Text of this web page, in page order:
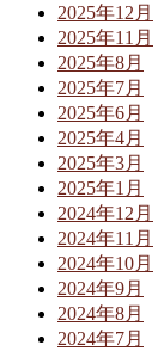
2025年12月
2025年11月
2025年8月
2025年7月
2025年6月
2025年4月
2025年3月
2025年1月
2024年12月
2024年11月
2024年10月
2024年9月
2024年8月
2024年7月